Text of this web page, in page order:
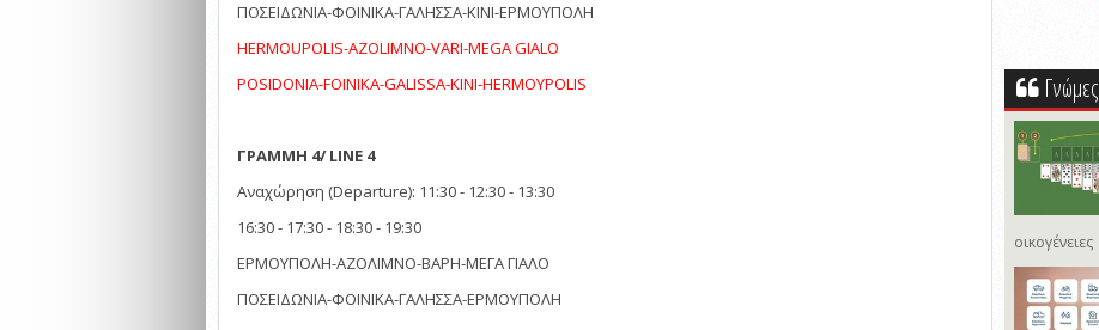
ΠΟΣΕΙΔΩΝΙΑ-ΦΟΙΝΙΚΑ-ΓΑΛΗΣΣΑ-ΚΙΝΙ-ΕΡΜΟΥΠΟΛΗ
ΗERMOUPOLIS-AZOLIMNO-VARI-MEGA GIALO
POSIDONIA-FOINIKA-GALISSA-KINI-HERMOYPOLIS
ΓΡΑΜΜΗ 4/ LINE 4
Αναχώρηση (Departure): 11:30 - 12:30 - 13:30
16:30 - 17:30 - 18:30 - 19:30
ΕΡΜΟΥΠΟΛΗ-ΑΖΟΛΙΜΝΟ-ΒΑΡΗ-ΜΕΓΑ ΓΙΑΛΟ
ΠΟΣΕΙΔΩΝΙΑ-ΦΟΙΝΙΚΑ-ΓΑΛΗΣΣΑ-ΕΡΜΟΥΠΟΛΗ
Γνώμες
οικογένειες